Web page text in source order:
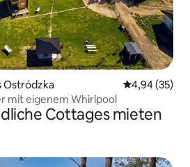
Ostródzka
4,94 (35)
mit eigenem Whirlpool
Cottages mieten